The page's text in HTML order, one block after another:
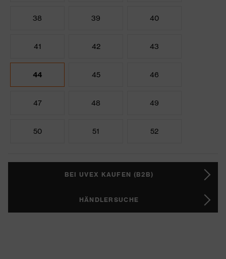
38 39 40
41 42 43
44 45 46
47 48 49
50 51 52
BEI UVEX KAUFEN (B2B)
HÄNDLERSUCHE